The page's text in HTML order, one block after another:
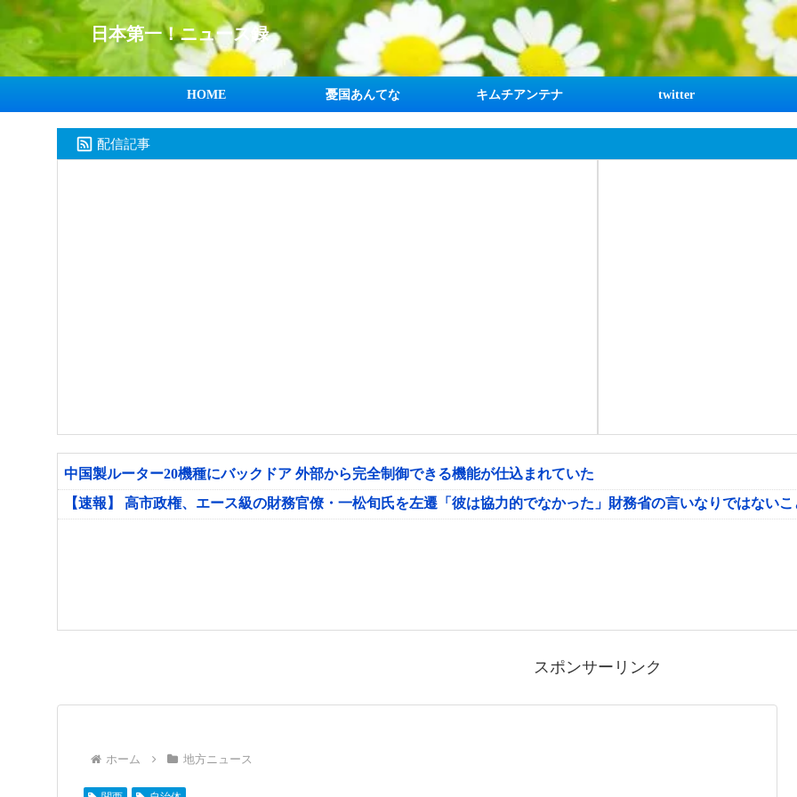
日本第一！ニュース録
HOME 憂国あんてな キムチアンテナ twitter
配信記事
中国製ルーター20機種にバックドア 外部から完全制御できる機能が仕込まれていた
【速報】 高市政権、エース級の財務官僚・一松旬氏を左遷「彼は協力的でなかった」財務省の言いなりではない
スポンサーリンク
ホーム 地方ニュース